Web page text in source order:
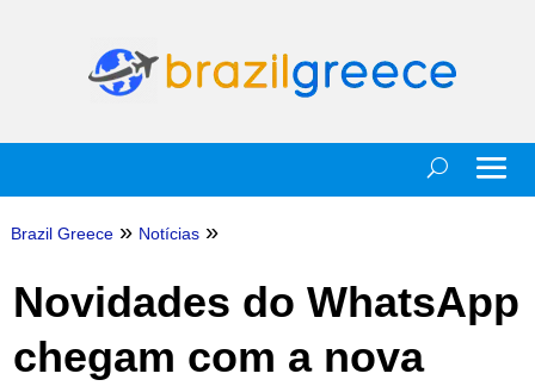
Brazil Greece » Notícias »
Novidades do WhatsApp
chegam com a nova